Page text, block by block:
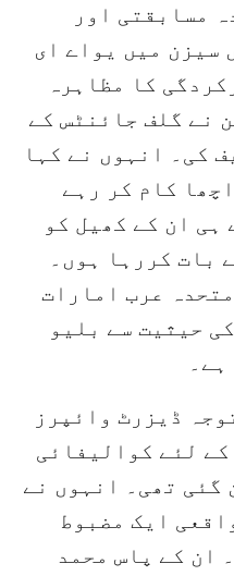
مسابقتی اور
سیزن میں یواے ای
کا مظاہرہ
نے گلف جائنٹس کے
کی۔ انہوں نے کہا
کام کر رہے
ہی ان کے کھیل کو
بات کررہا ہوں۔
عرب امارات
حیثیت سے بلیو
ڈیزرٹ وائپرز
لئے کوالیفائی
گئی تھی۔ انہوں نے
ایک مضبوط
ان کے پاس محمد